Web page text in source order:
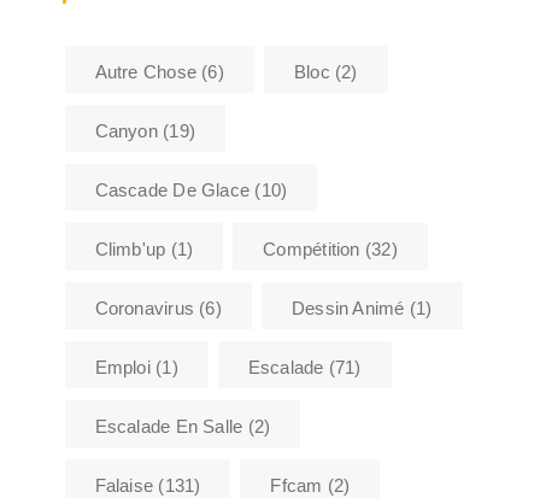
Autre Chose(6) Bloc (2)
Canyon(19)
Cascade De Glace (10)
Climb'up (1) Compétition (32)
Coronavirus (6) Dessin Animé (1)
Emploi(1) Escalade (71)
Escalade En Salle (2)
Falaise (131) Ffcam (2)